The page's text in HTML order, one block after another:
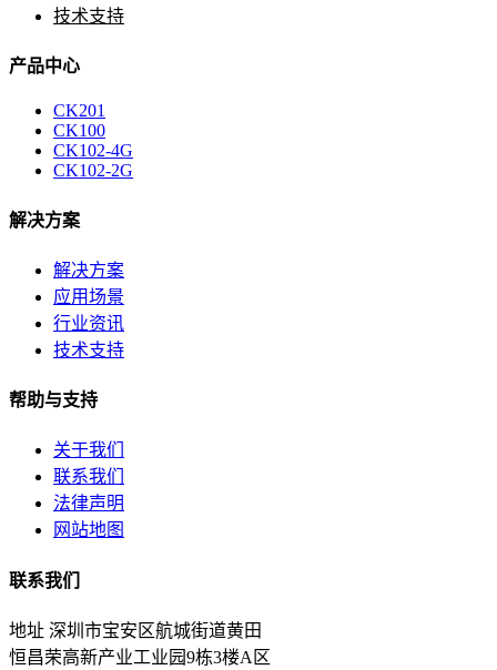
技术支持
产品中心
CK201
CK100
CK102-4G
CK102-2G
解决方案
解决方案
应用场景
行业资讯
技术支持
帮助与支持
关于我们
联系我们
法律声明
网站地图
联系我们
地址 深圳市宝安区航城街道黄田
恒昌荣高新产业工业园9栋3楼A区